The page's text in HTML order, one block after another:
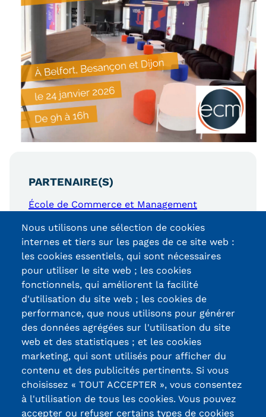
Accueillir un alternant ?
Taxe d'apprentissage
Infos enseignants
Être enseignant au Cnam
Infos partenaires
Liste des partenaires
JPO
PARTENAIRE(S)
École de Commerce et Management
13, Rue Ernest
Thierry-Mieg
90010 BELFORT
Certifications /
Labels qualité
Nous utilisons une sélection de cookies
internes et tiers sur les pages de ce site web :
les cookies essentiels, qui sont nécessaires
pour utiliser le site web ; les cookies
fonctionnels, qui améliorent la facilité
d'utilisation du site web ; les cookies de
performance, que nous utilisons pour générer
des données agrégées sur l'utilisation du site
web et des statistiques ; et les cookies
marketing, qui sont utilisés pour afficher du
contenu et des publicités pertinents. Si vous
choisissez « TOUT ACCEPTER », vous consentez
à l'utilisation de tous les cookies. Vous pouvez
accepter ou refuser certains types de cookies